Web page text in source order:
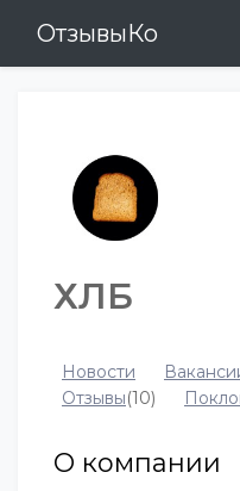
ОтзывыКо
ХЛБ
Новости
Отзывы(10)
О компании